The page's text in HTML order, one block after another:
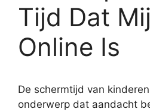
Tijd Dat
Online Is
De schermtijd van
onderwerp dat aandacht